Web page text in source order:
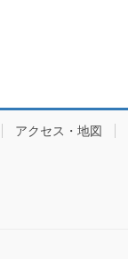
アクセス・地図